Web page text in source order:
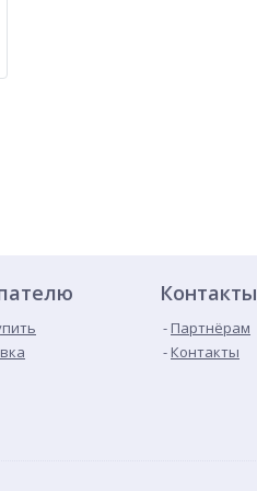
Контакты
Партнёрам
Контакты